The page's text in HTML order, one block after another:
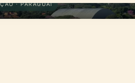
· PARAGUAI